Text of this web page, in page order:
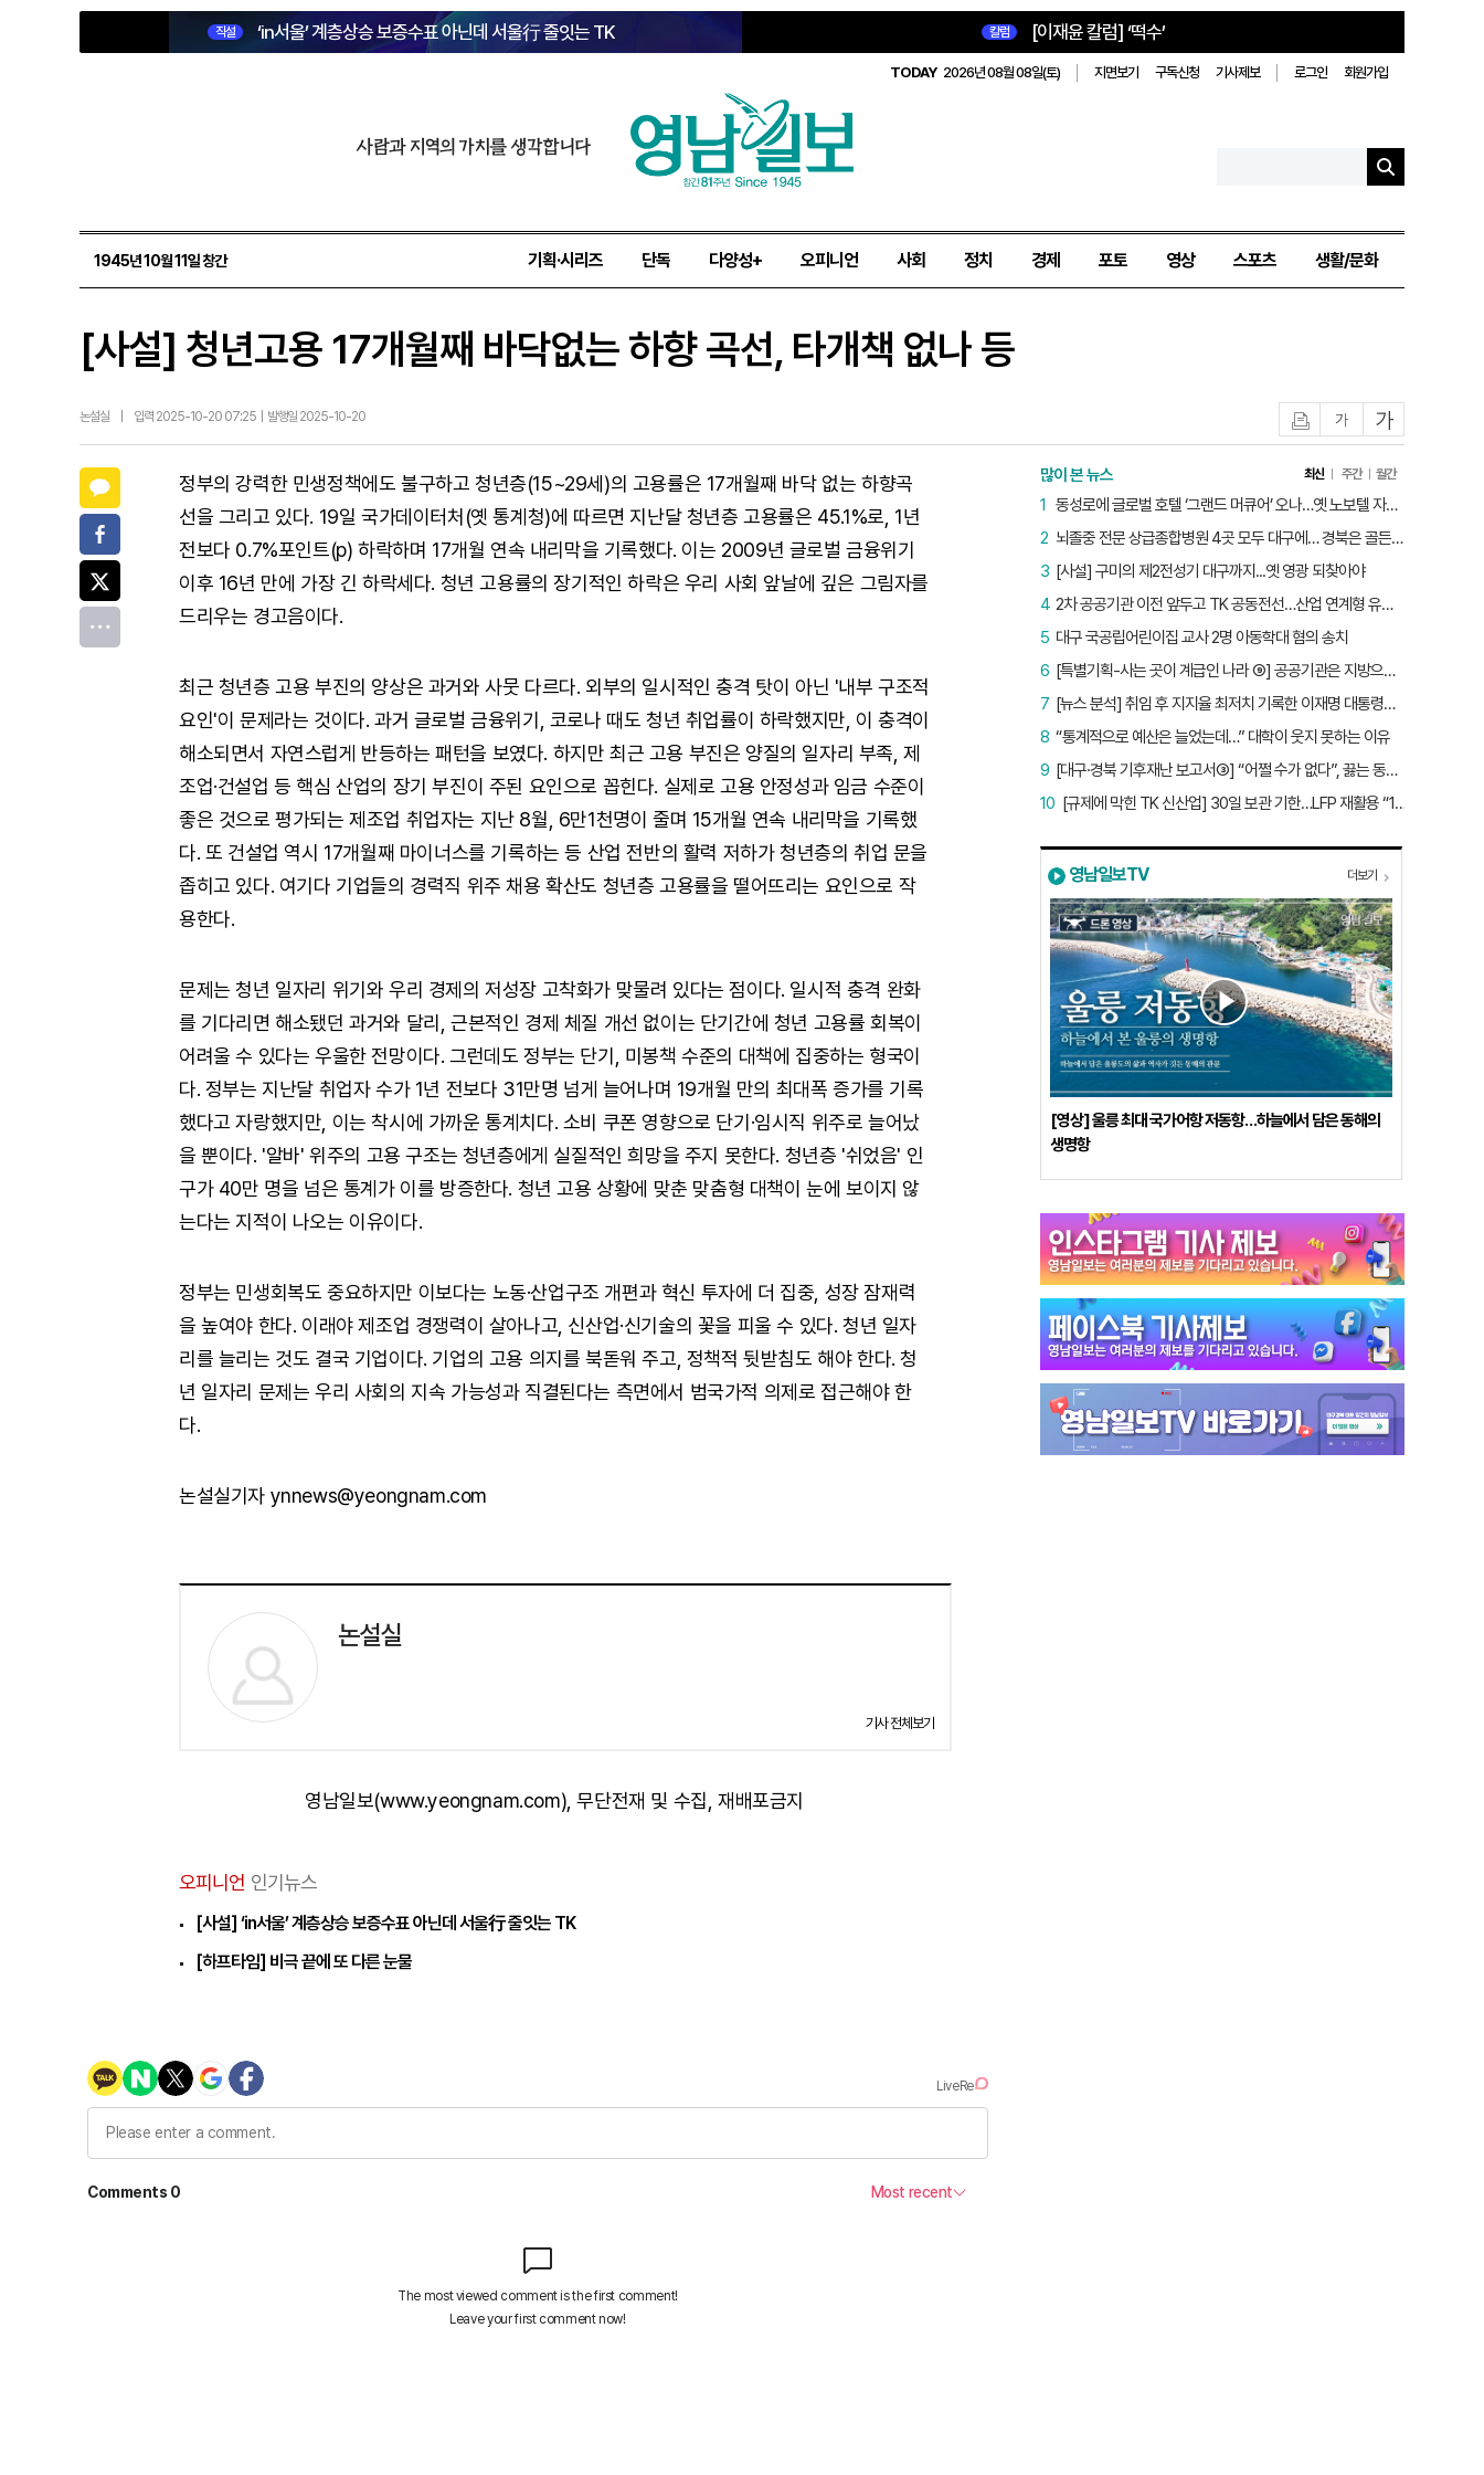
직설 ‘in서울’ 계층상승 보증수표 아닌데 서울行 줄잇는 TK 칼럼 [이재윤 칼럼] ‘떡수’
TODAY 2026년 08월 08일(토) 지면보기 구독신청 기사제보 로그인 회원가입
사람과 지역의 가치를 생각합니다
1945년 10월 11일 창간 기획·시리즈 단독 다양성+ 오피니언 사회 정치 경제 포토 영상 스포츠 생활/문화
[사설] 청년고용 17개월째 바닥없는 하향 곡선, 타개책 없나 등
논설실 입력 2025-10-20 07:25 | 발행일 2025-10-20 글자작게글자크게
정부의 강력한 민생정책에도 불구하고 청년층(15~29세)의 고용률은 17개월째 바닥 없는 하향곡
선을 그리고 있다. 19일 국가데이터처(옛 통계청)에 따르면 지난달 청년층 고용률은 45.1%로, 1년
전보다 0.7%포인트(p) 하락하며 17개월 연속 내리막을 기록했다. 이는 2009년 글로벌 금융위기
이후 16년 만에 가장 긴 하락세다. 청년 고용률의 장기적인 하락은 우리 사회 앞날에 깊은 그림자를
드리우는 경고음이다.
최근 청년층 고용 부진의 양상은 과거와 사뭇 다르다. 외부의 일시적인 충격 탓이 아닌 '내부 구조적
요인'이 문제라는 것이다. 과거 글로벌 금융위기, 코로나 때도 청년 취업률이 하락했지만, 이 충격이
해소되면서 자연스럽게 반등하는 패턴을 보였다. 하지만 최근 고용 부진은 양질의 일자리 부족, 제
조업·건설업 등 핵심 산업의 장기 부진이 주된 요인으로 꼽힌다. 실제로 고용 안정성과 임금 수준이
좋은 것으로 평가되는 제조업 취업자는 지난 8월, 6만1천명이 줄며 15개월 연속 내리막을 기록했
다. 또 건설업 역시 17개월째 마이너스를 기록하는 등 산업 전반의 활력 저하가 청년층의 취업 문을
좁히고 있다. 여기다 기업들의 경력직 위주 채용 확산도 청년층 고용률을 떨어뜨리는 요인으로 작
용한다.
문제는 청년 일자리 위기와 우리 경제의 저성장 고착화가 맞물려 있다는 점이다. 일시적 충격 완화
를 기다리면 해소됐던 과거와 달리, 근본적인 경제 체질 개선 없이는 단기간에 청년 고용률 회복이
어려울 수 있다는 우울한 전망이다. 그런데도 정부는 단기, 미봉책 수준의 대책에 집중하는 형국이
다. 정부는 지난달 취업자 수가 1년 전보다 31만명 넘게 늘어나며 19개월 만의 최대폭 증가를 기록
했다고 자랑했지만, 이는 착시에 가까운 통계치다. 소비 쿠폰 영향으로 단기·임시직 위주로 늘어났
을 뿐이다. '알바' 위주의 고용 구조는 청년층에게 실질적인 희망을 주지 못한다. 청년층 '쉬었음' 인
구가 40만 명을 넘은 통계가 이를 방증한다. 청년 고용 상황에 맞춘 맞춤형 대책이 눈에 보이지 않
는다는 지적이 나오는 이유이다.
정부는 민생회복도 중요하지만 이보다는 노동·산업구조 개편과 혁신 투자에 더 집중, 성장 잠재력
을 높여야 한다. 이래야 제조업 경쟁력이 살아나고, 신산업·신기술의 꽃을 피울 수 있다. 청년 일자
리를 늘리는 것도 결국 기업이다. 기업의 고용 의지를 북돋워 주고, 정책적 뒷받침도 해야 한다. 청
년 일자리 문제는 우리 사회의 지속 가능성과 직결된다는 측면에서 범국가적 의제로 접근해야 한
다.
논설실기자 ynnews@yeongnam.com
논설실
기사 전체보기
영남일보(www.yeongnam.com), 무단전재 및 수집, 재배포금지
오피니언 인기뉴스
[사설] ‘in서울’ 계층상승 보증수표 아닌데 서울行 줄잇는 TK
[하프타임] 비극 끝에 또 다른 눈물
많이 본 뉴스 최신 주간 월간
동성로에 글로벌 호텔 ‘그랜드 머큐어’ 오나…옛 노보텔 자리 사무실 개설
1
뇌졸중 전문 상급종합병원 4곳 모두 대구에… 경북은 골든타임 사각지대
2
[사설] 구미의 제2전성기 대구까지...옛 영광 되찾아야
3
2차 공공기관 이전 앞두고 TK 공동전선…산업 연계형 유치 승부수
4
대구 국공립어린이집 교사 2명 아동학대 혐의 송치
5
[특별기획-사는 곳이 계급인 나라 ⑨] 공공기관은 지방으로 왔지만, 그들이 사는 곳은 서울이었다
6
[뉴스 분석] 취임 후 지지율 최저치 기록한 이재명 대통령…왜?
7
“통계적으로 예산은 늘었는데…” 대학이 웃지 못하는 이유
8
[대구·경북 기후재난 보고서③] “어쩔 수가 없다”, 끓는 동해…‘절멸 위기’ 경북 수산업
9
[규제에 막힌 TK 신산업] 30일 보관 기한…LFP 재활용 “180일로 늘려야”
10
영남일보TV 더보기
[영상] 울릉 최대 국가어항 저동항…하늘에서 담은 동해의
생명항